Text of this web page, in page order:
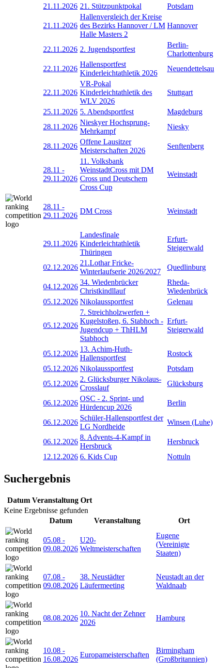
21.11.2026 21. Stützpunktpokal Potsdam
21.11.2026
Hallenvergleich der Kreise
des Bezirks Hannover / LM
Halle Masters 2
Hannover
22.11.2026 2. Jugendsportfest
Berlin-
Charlottenburg
22.11.2026
Hallensportfest
Kinderleichtathletik 2026
Neuendettelsau
22.11.2026
VR-Pokal
Kinderleichtathletik des
WLV 2026
Stuttgart
25.11.2026 5. Abendsportfest
Magdeburg
28.11.2026
Nieskyer Hochsprung-
Mehrkampf
Niesky
28.11.2026
Offene Lausitzer
Meisterschaften 2026
Senftenberg
28.11 -
29.11.2026
11. Volksbank
WeinstadtCross mit DM
Cross und Deutschem
Cross Cup
Weinstadt
28.11 -
29.11.2026
DM Cross Weinstadt
29.11.2026
Landesfinale
Kinderleichtathletik
Thüringen
Erfurt-
Steigerwald
02.12.2026
21.Lothar Fricke-
Winterlaufserie 2026/2027
Quedlinburg
04.12.2026
34. Wiedenbrücker
Christkindllauf
Rheda-
Wiedenbrück
05.12.2026 Nikolaussportfest Gelenau
05.12.2026
7. Streichholzwerfen +
Kugelstoßen, 6. Stabhoch -
Jugendcup + ThHLM
Stabhoch
Erfurt-
Steigerwald
05.12.2026
13. Achim-Huth-
Hallensportfest
Rostock
05.12.2026 Nikolaussportfest
Potsdam
05.12.2026
2. Glücksburger Nikolaus-
Crosslauf
Glücksburg
06.12.2026
OSC - 2. Sprint- und
Hürdencup 2026
Berlin
06.12.2026
Schüler-Hallensportfest der
LG Nordheide
Winsen (Luhe)
06.12.2026
8. Advents-4-Kampf in
Hersbruck
Hersbruck
12.12.2026 6. Kids Cup Nottuln
Suchergebnis
Datum Veranstaltung Ort
Keine Ergebnisse gefunden
Datum
Veranstaltung Ort
05.08 -
09.08.2026
U20-
Weltmeisterschaften
Eugene
(Vereinigte
Staaten)
07.08 -
09.08.2026
38. Neustädter
Läufermeeting
Neustadt an der
Waldnaab
08.08.2026
10. Nacht der Zehner
2026
Hamburg
10.08 -
16.08.2026
Europameisterschaften
Birmingham
(Großbritannien)